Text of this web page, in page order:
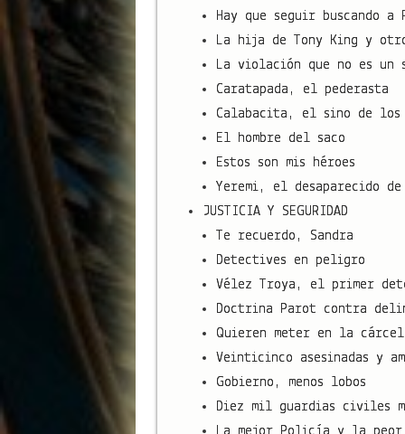
Hay que seguir buscando a
La hija de Tony King y
La violación que no es un
Caratapada, el pederasta
Calabacita, el sino de los
El hombre del saco
Estos son mis héroes
Yeremi, el desaparecido
JUSTICIA Y SEGURIDAD
Te recuerdo, Sandra
Detectives en peligro
Vélez Troya, el primer
Doctrina Parot contra
Quieren meter en la
Veinticinco asesinadas y
Gobierno, menos lobos
Diez mil guardias civiles